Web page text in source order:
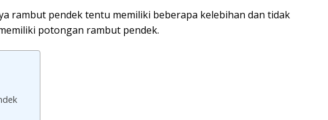
rambut pendek tentu memiliki beberapa kelebihan dan tidak
potongan rambut pendek.